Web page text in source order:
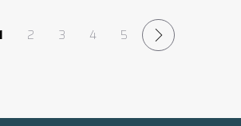
的關係。《優活健康網》特摘此篇分享被伴
2 3 4 5